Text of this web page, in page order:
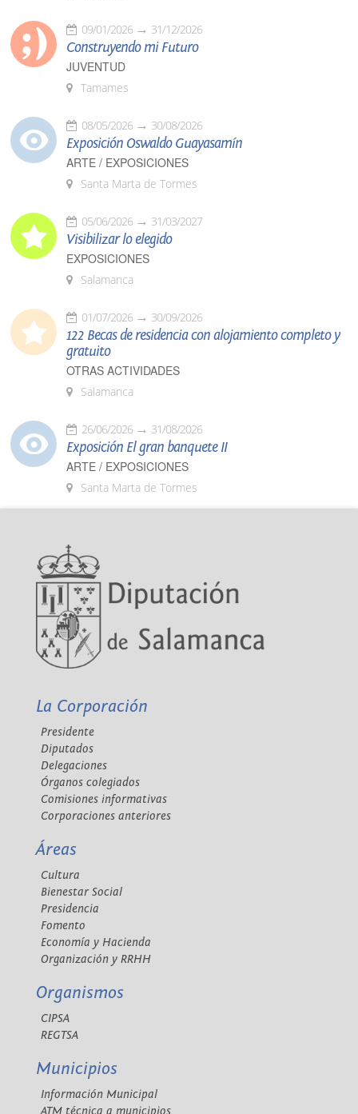
09/01/2026 31/12/2026
Construyendo mi Futuro
JUVENTUD
Tamames
08/05/2026 30/08/2026
Exposición Oswaldo Guayasamín
ARTE / EXPOSICIONES
Santa Marta de Tormes
05/06/2026 31/03/2027
Visibilizar lo elegido
EXPOSICIONES
Salamanca
01/07/2026 30/09/2026
122 Becas de residencia con alojamiento completo y
gratuito
OTRAS ACTIVIDADES
Salamanca
26/06/2026 31/08/2026
Exposición El gran banquete II
ARTE / EXPOSICIONES
Santa Marta de Tormes
La Corporación
Presidente
Diputados
Delegaciones
Órganos colegiados
Comisiones informativas
Corporaciones anteriores
Áreas
Cultura
Bienestar Social
Presidencia
Fomento
Economía y Hacienda
Organización y RRHH
Organismos
CIPSA
REGTSA
Municipios
Información Municipal
ATM técnica a municipios